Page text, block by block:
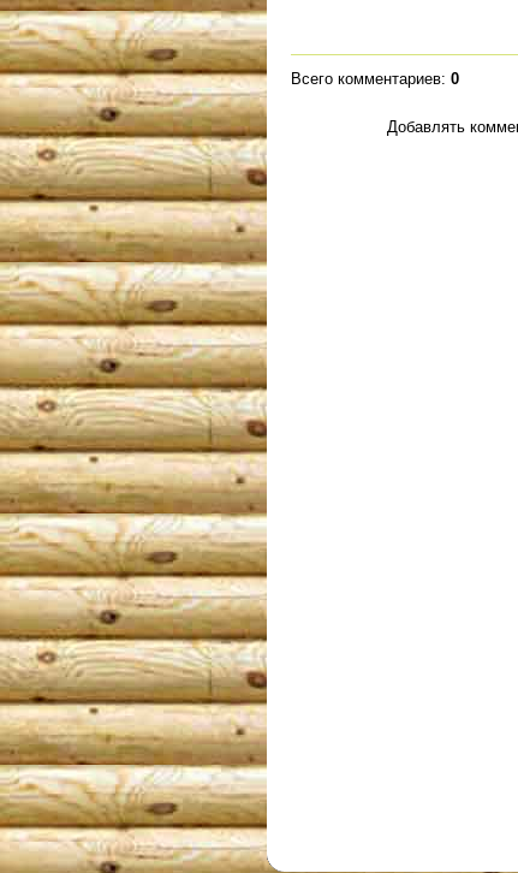
Всего комментариев: 0
Добавлять